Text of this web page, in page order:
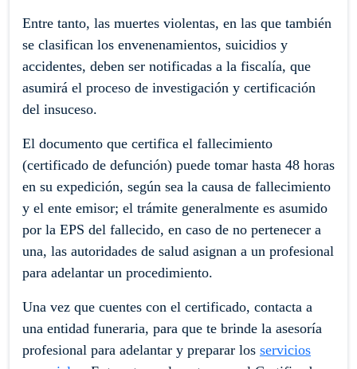
Entre tanto, las muertes violentas, en las que también
se clasifican los envenenamientos, suicidios y
accidentes, deben ser notificadas a la fiscalía, que
asumirá el proceso de investigación y certificación
del insuceso.
El documento que certifica el fallecimiento
(certificado de defunción) puede tomar hasta 48 horas
en su expedición, según sea la causa de fallecimiento
y el ente emisor; el trámite generalmente es asumido
por la EPS del fallecido, en caso de no pertenecer a
una, las autoridades de salud asignan a un profesional
para adelantar un procedimiento.
Una vez que cuentes con el certificado, contacta a
una entidad funeraria, para que te brinde la asesoría
profesional para adelantar y preparar los servicios